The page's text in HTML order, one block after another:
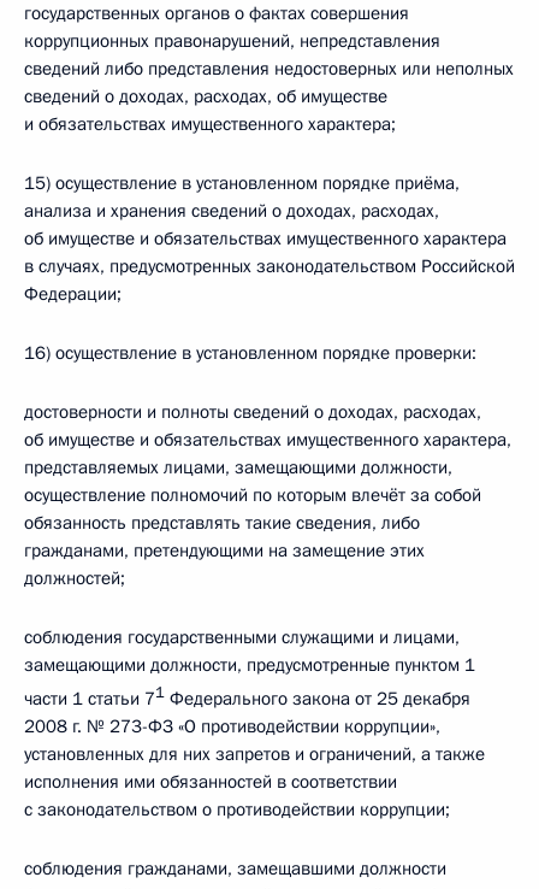
государственных органов о фактах совершения
коррупционных правонарушений, непредставления
сведений либо представления недостоверных или неполных
сведений о доходах, расходах, об имуществе
и обязательствах имущественного характера;
15) осуществление в установленном порядке приёма,
анализа и хранения сведений о доходах, расходах,
об имуществе и обязательствах имущественного характера
в случаях, предусмотренных законодательством Российской
Федерации;
16) осуществление в установленном порядке проверки:
достоверности и полноты сведений о доходах, расходах,
об имуществе и обязательствах имущественного характера,
представляемых лицами, замещающими должности,
осуществление полномочий по которым влечёт за собой
обязанность представлять такие сведения, либо
гражданами, претендующими на замещение этих
должностей;
соблюдения государственными служащими и лицами,
замещающими должности, предусмотренные пунктом 1
части 1 статьи 71 Федерального закона от 25 декабря
2008 г. № 273-ФЗ «О противодействии коррупции»,
установленных для них запретов и ограничений, а также
исполнения ими обязанностей в соответствии
с законодательством о противодействии коррупции;
соблюдения гражданами, замещавшими должности